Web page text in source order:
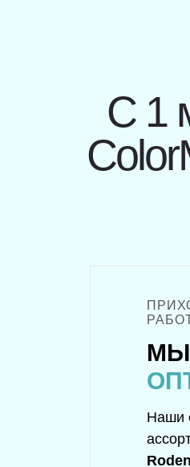
C 1
МЫ
Наши